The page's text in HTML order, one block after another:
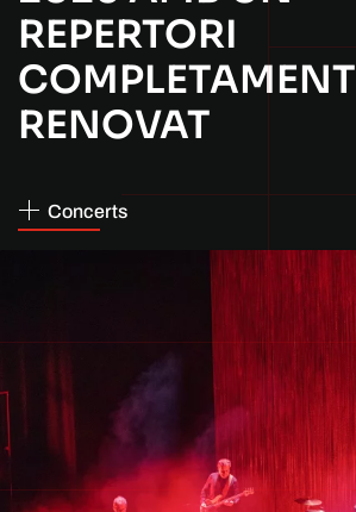
REPERTORI
COMPLETAMENT
RENOVAT
Concerts